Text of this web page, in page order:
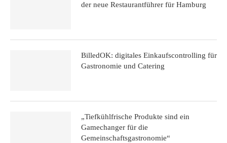
der neue Restaurantführer für Hamburg
BilledOK: digitales Einkaufscontrolling für
Gastronomie und Catering
„Tiefkühlfrische Produkte sind ein
Gamechanger für die
Gemeinschaftsgastronomie“